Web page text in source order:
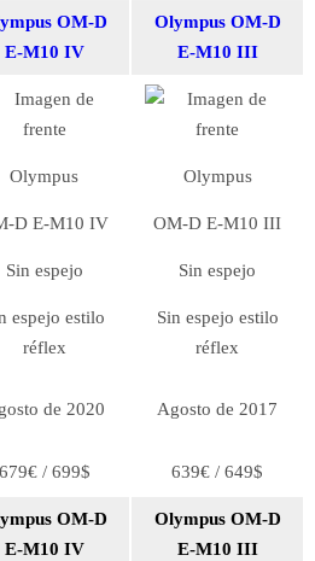
OM-D
E-M10 IV
Olympus OM-D
E-M10 III
Olympus Olympus
D E-M10 IV OM-D E-M10 III
Sin espejo Sin espejo
espejo estilo
réflex
Sin espejo estilo
réflex
de 2020 Agosto de 2017
679€ / 699$ 639€ / 649$
OM-D
E-M10 IV
Olympus OM-D
E-M10 III